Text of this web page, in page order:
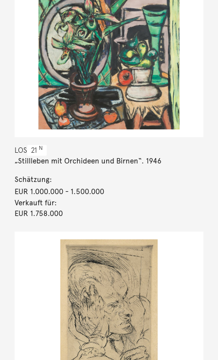
LOS 21 N
„Stillleben mit Orchideen und Birnen“. 1946
Schätzung:
EUR 1.000.000- 1.500.000
Verkauft für:
EUR 1.758.000